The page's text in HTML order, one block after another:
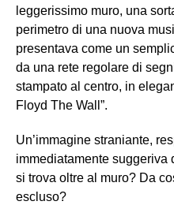
leggerissimo muro, una
perimetro di una nuova
presentava come un
da una rete regolare di
stampato al centro, in
Floyd The Wall”.
Un’immagine straniante,
immediatamente suggeriva
si trova oltre al muro? Da
escluso?